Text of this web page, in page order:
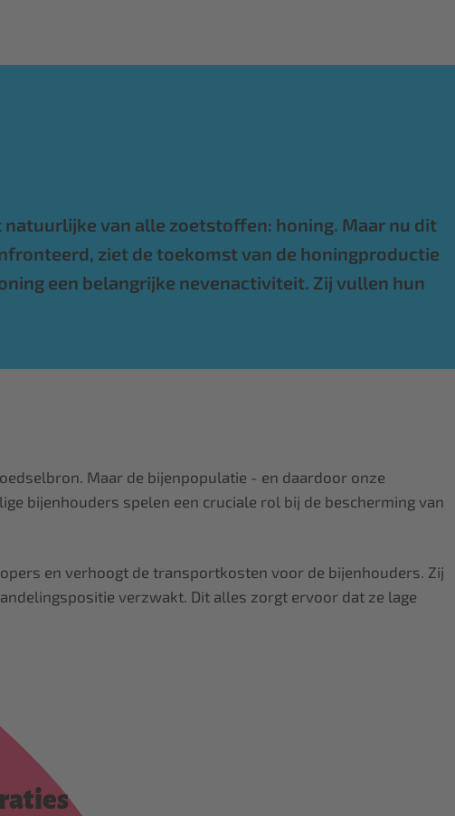
van alle zoetstoffen: honing. Maar nu dit
ziet de toekomst van de honingproductie
een belangrijke nevenactiviteit. Zij vullen hun
Maar de bijenpopulatie - en daardoor onze
bijenhouders spelen een cruciale rol bij de bescherming van
en verhoogt de transportkosten voor de bijenhouders. Zij
verzwakt. Dit alles zorgt ervoor dat ze lage